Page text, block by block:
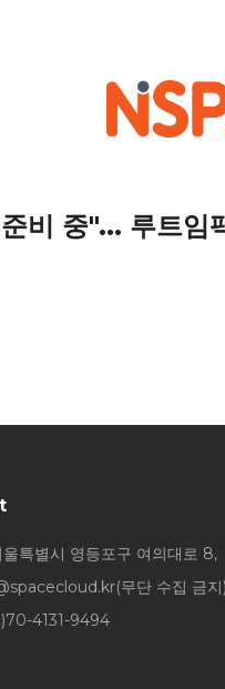
비 중"... 루트임
울특별시 영등포구 여의대로
(무단 수집 금지)
4131-9494